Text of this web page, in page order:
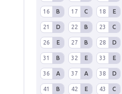
16 B 17 C 18 E
21 D 22 B 23 C
26 E 27 B 28 D
31 B 32 E 33 E
36 A 37 A 38 D
41 B 42 E 43 C